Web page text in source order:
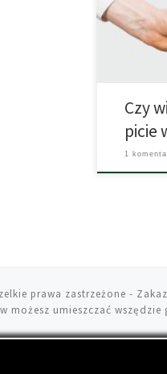
Notes, 10,
goście
Czy
picie
1
prawa zastrzeżone -
możesz umieszczać